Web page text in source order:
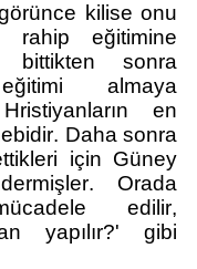
görünce kilise onu
eğitimine
bittikten sonra
almaya
Hristiyanların en
Daha sonra
için Güney
Orada
edilir,
yapılır?' gibi